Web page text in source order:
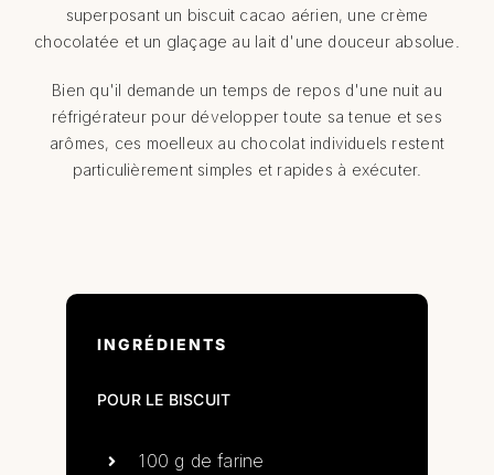
superposant un biscuit cacao aérien, une crème
chocolatée et un glaçage au lait d'une douceur absolue.
Bien qu'il demande un temps de repos d'une nuit au
réfrigérateur pour développer toute sa tenue et ses
arômes, ces moelleux au chocolat individuels restent
particulièrement simples et rapides à exécuter.
INGRÉDIENTS
POUR LE BISCUIT
100 g de farine